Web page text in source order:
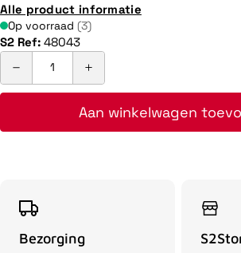
Alle product informatie
Op voorraad (3)
S2 Ref: 48043
Aan winkelwagen
Bezorging